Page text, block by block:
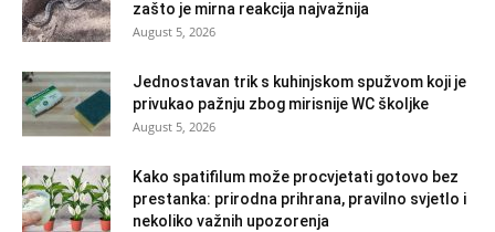
zašto je mirna reakcija najvažnija
August 5, 2026
Jednostavan trik s kuhinjskom spužvom koji je
privukao pažnju zbog mirisnije WC školjke
August 5, 2026
Kako spatifilum može procvjetati gotovo bez
prestanka: prirodna prihrana, pravilno svjetlo i
nekoliko važnih upozorenja